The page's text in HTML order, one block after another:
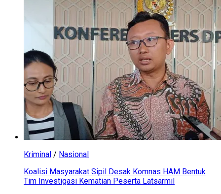
Kriminal / Nasional
Koalisi Masyarakat Sipil Desak Komnas HAM Bentuk
Tim Investigasi Kematian Peserta Latsarmil